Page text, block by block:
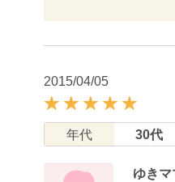
2015/04/05
年代 30代
ゆきマ